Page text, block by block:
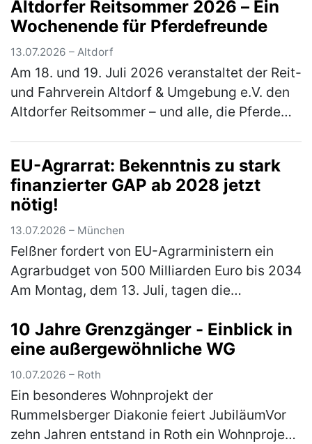
Am 15. Juli macht der Welttag für den …
(mehr)
Altdorfer Reitsommer 2026 – Ein
Wochenende für Pferdefreunde
13.07.2026 – Altdorf
Am 18. und 19. Juli 2026 veranstaltet der Reit-
und Fahrverein Altdorf & Umgebung e.V. den
Altdorfer Reitsommer – und alle, die Pferde
EU-Agrarrat: Bekenntnis zu stark
finanzierter GAP ab 2028 jetzt
nötig!
13.07.2026 – München
Felßner fordert von EU-Agrarministern ein
Agrarbudget von 500 Milliarden Euro bis 2034
Am Montag, dem 13. Juli, tagen die
Mitgliedstaaten. Ein Themenschwer…(mehr)
10 Jahre Grenzgänger - Einblick in
eine außergewöhnliche WG
10.07.2026 – Roth
Ein besonderes Wohnprojekt der
Rummelsberger Diakonie feiert JubiläumVor
zehn Jahren entstand in Roth ein Wohnprojekt,